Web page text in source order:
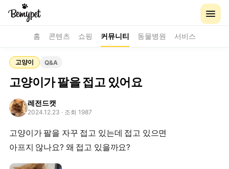
홈 콘텐츠 쇼핑 커뮤니티 동물병원 서비스
고양이 Q&A
고양이가 팔을 접고 있어요
레전드캣
2024.12.23 · 조회 1987
고양이가 팔을 자꾸 접고 있는데 접고 있으면
아프지 않나요? 왜 접고 있을까요?